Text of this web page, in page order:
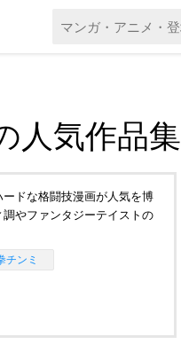
人気作品集
ドな格闘技漫画が人気を博
やファンタジーテイストの
チンミ